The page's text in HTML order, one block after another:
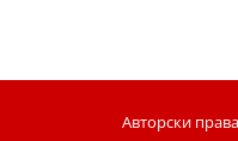
Авторски